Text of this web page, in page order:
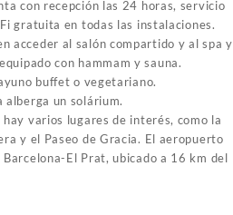
con recepción las 24 horas, servicio
gratuita en todas las instalaciones.
acceder al salón compartido y al spa y
con hammam y sauna.
buffet o vegetariano.
alberga un solárium.
hay varios lugares de interés, como la
y el Paseo de Gracia. El aeropuerto
Barcelona-El Prat, ubicado a 16 km del